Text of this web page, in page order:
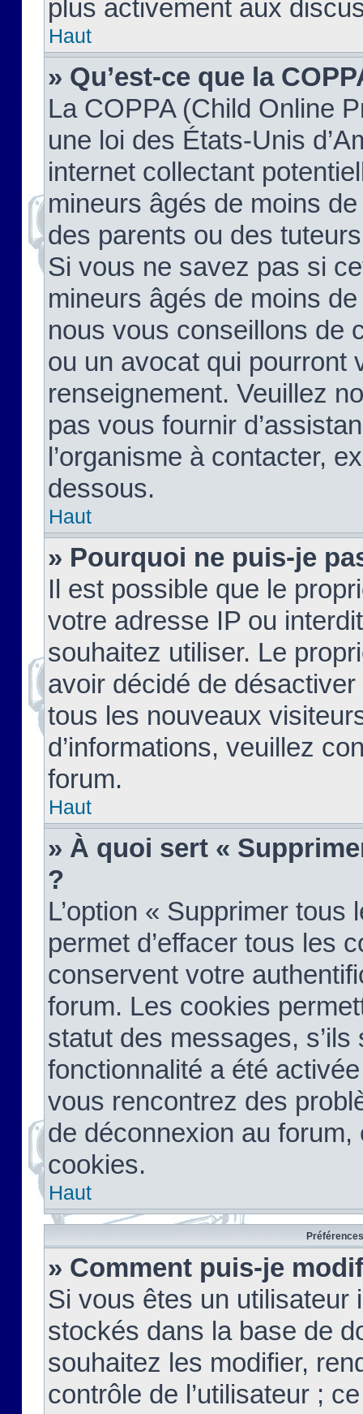
plus activement aux
Haut
» Qu’est-ce que la
La COPPA (Child Online
une loi des États-Unis
internet collectant
mineurs âgés de moins
des parents ou des
Si vous ne savez pas si
mineurs âgés de moins
nous vous conseillons de
ou un avocat qui pourront
renseignement. Veuillez
pas vous fournir
l’organisme à contacter,
dessous.
Haut
» Pourquoi ne puis-je
Il est possible que le
votre adresse IP ou
souhaitez utiliser. Le
avoir décidé de
tous les nouveaux
d’informations, veuillez
forum.
Haut
» À quoi sert «
?
L’option « Supprimer
permet d’effacer tous les
conservent votre
forum. Les cookies
statut des messages,
fonctionnalité a été
vous rencontrez des
de déconnexion au
cookies.
Haut
» Comment puis-je
Si vous êtes un
stockés dans la base de
souhaitez les modifier,
contrôle de l’utilisateur ;